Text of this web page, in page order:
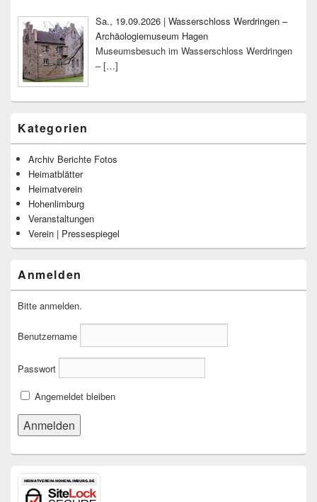
Sa., 19.09.2026 | Wasserschloss Werdringen –
Archäologiemuseum Hagen
Museumsbesuch im Wasserschloss Werdringen
–[…]
Kategorien
Archiv Berichte Fotos
Heimatblätter
Heimatverein
Hohenlimburg
Veranstaltungen
Verein | Pressespiegel
Anmelden
Bitte anmelden.
Benutzername
Passwort
Angemeldet bleiben